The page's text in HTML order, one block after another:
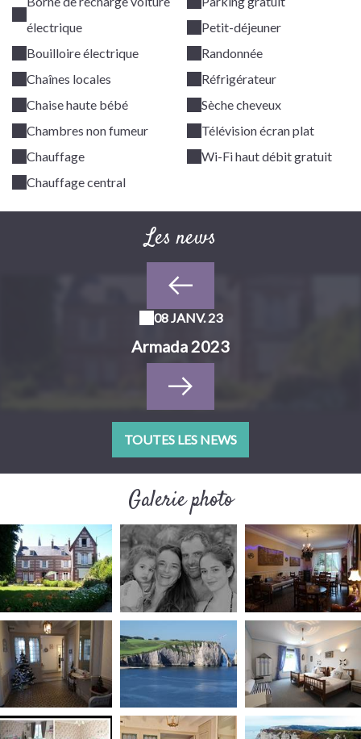
électrique
Bouilloire électrique
Chaînes locales
Chaise haute bébé
Chambres non fumeur
Chauffage
Chauffage central
Petit-déjeuner
Randonnée
Réfrigérateur
Sèche cheveux
Télévision écran plat
Wi-Fi haut débit gratuit
Les news
08 JANV. 23
Armada 2023
TOUTES LES NEWS
Galerie photo